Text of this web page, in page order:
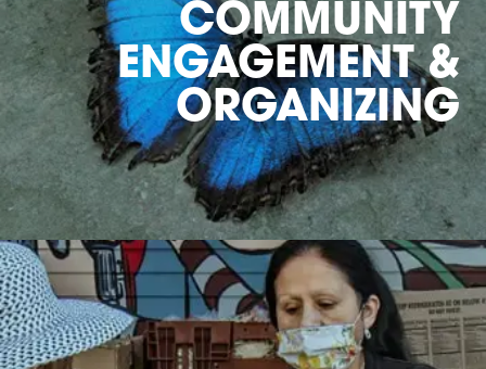
COMMUNITY
ENGAGEMENT &
ORGANIZING